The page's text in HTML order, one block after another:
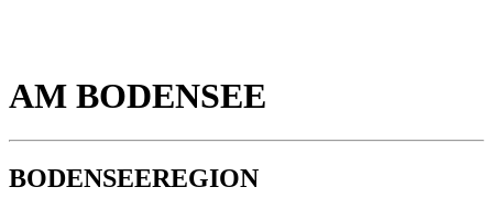
AM BODENSEE
BODENSEEREGION